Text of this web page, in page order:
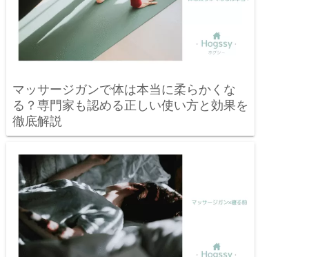
マッサージガンで体は本当に柔らかくな
る？専門家も認める正しい使い方と効果を
徹底解説